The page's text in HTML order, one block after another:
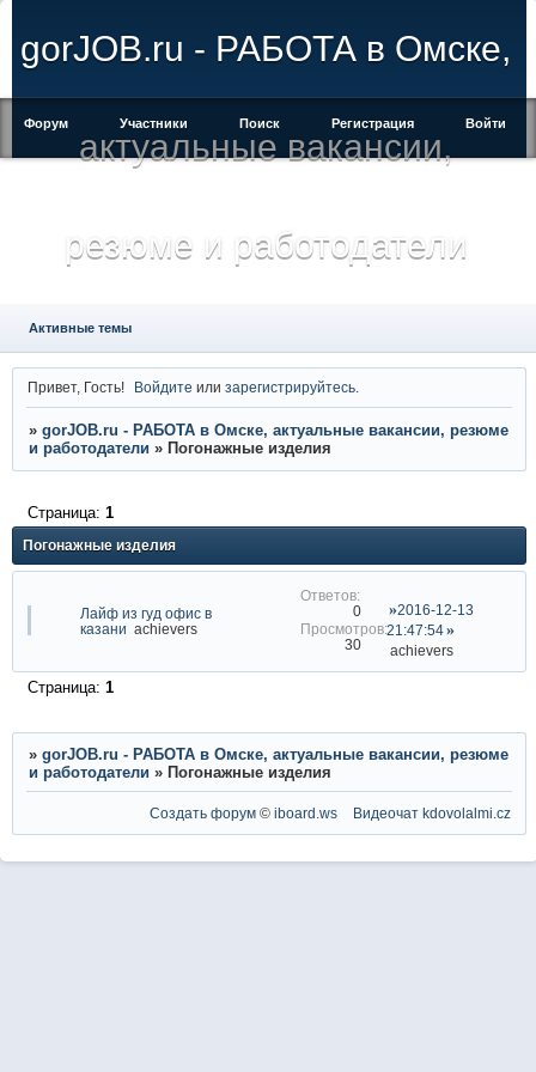
gorJOB.ru - РАБОТА в Омске,
актуальные вакансии,
резюме и работодатели
Форум Участники Поиск Регистрация Войти
Активные темы
Привет, Гость! Войдите илизарегистрируйтесь
» gorJOB.ru - РАБОТА в Омске, актуальные вакансии, резюме
и работодатели » Погонажные изделия
Погонажные изделия
Страница: 1
Лайф из гуд офис в
казани achievers
0
30
2016-12-13
21:47:54
achievers
Страница: 1
» gorJOB.ru - РАБОТА в Омске, актуальные вакансии, резюме
и работодатели » Погонажные изделия
Создать форум ©iboard.ws Видеочат kdovolalmi.cz